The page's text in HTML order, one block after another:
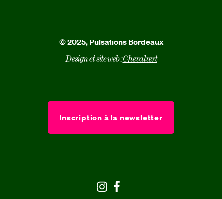
© 2025, Pulsations Bordeaux
Design et site web :Chevalvert
Inscription à la newsletter